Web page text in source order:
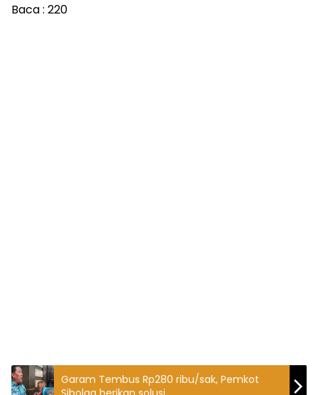
Baca : 220
Garam Tembus Rp280 ribu/sak, Pemkot